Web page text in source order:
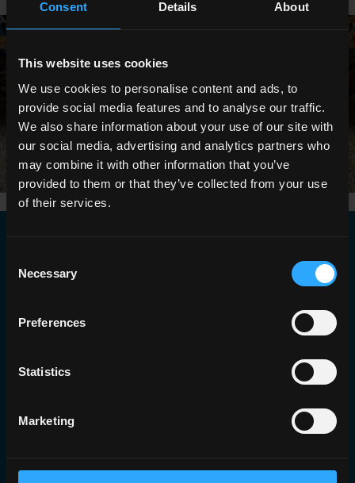
Consent Details About
This website uses cookies
We use cookies to personalise content and ads, to
provide social media features and to analyse our traffic.
We also share information about your use of our site with
our social media, advertising and analytics partners who
may combine it with other information that you’ve
provided to them or that they’ve collected from your use
of their services.
Selection
Necessary
Preferences
Statistics
Marketing
EDIZIONI FCM